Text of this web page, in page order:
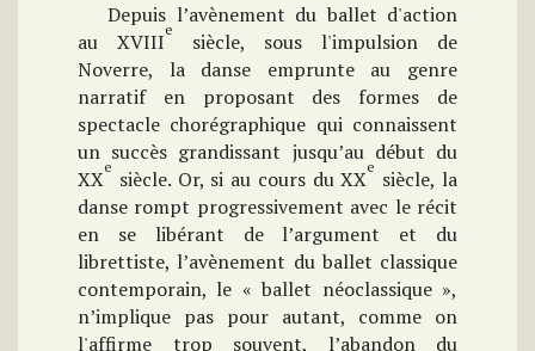
Depuis l’avènement du ballet d'action
au XVIIIe
siècle, sous l'impulsion de
Noverre, la danse emprunte au genre
narratif en proposant des formes de
spectacle chorégraphique qui connaissent
un succès grandissant jusqu’au début du
XXe siècle. Or, si au cours du XXe siècle, la
danse rompt progressivement avec le récit
en se libérant de l’argument et du
librettiste, l’avènement du ballet classique
contemporain, le « ballet néoclassique »,
n’implique pas pour autant, comme on
l'affirme trop souvent, l’abandon du